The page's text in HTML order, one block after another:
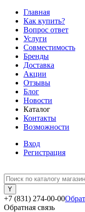
Главная
Как купить?
Вопрос ответ
Услуги
Совместимость
Бренды
Доставка
Акции
Отзывы
Блог
Новости
Каталог
Контакты
Возможности
Вход
Регистрация
+7 (831) 274-00-00
Обратная связь